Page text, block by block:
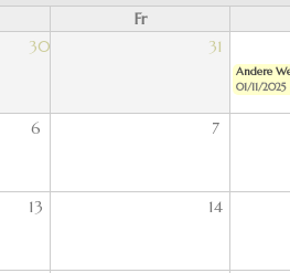
Fr
30 31
Andere
01/11/
6 7
13 14